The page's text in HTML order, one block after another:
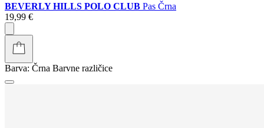
BEVERLY HILLS POLO CLUB Pas Črna
19,99 €
Barva: Črna Barvne različice